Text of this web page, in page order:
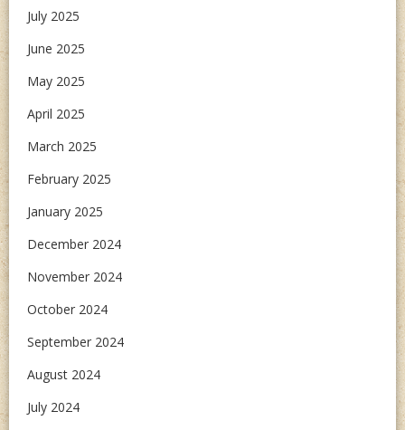
July 2025
June 2025
May 2025
April 2025
March 2025
February 2025
January 2025
December 2024
November 2024
October 2024
September 2024
August 2024
July 2024